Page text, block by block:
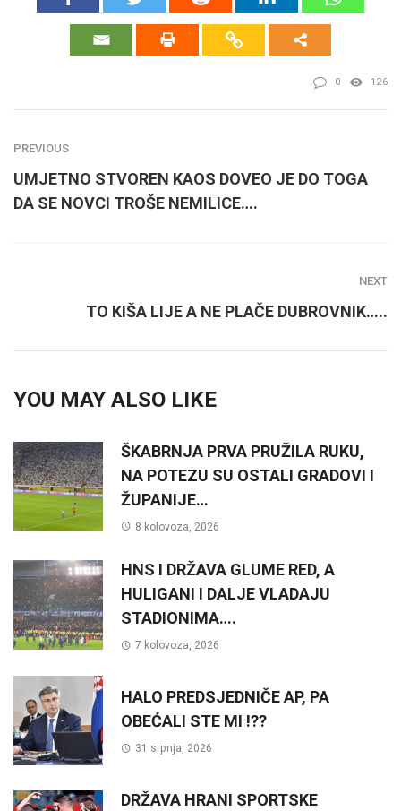
0 126
PREVIOUS
UMJETNO STVOREN KAOS DOVEO JE DO TOGA
DA SE NOVCI TROŠE NEMILICE….
NEXT
TO KIŠA LIJE A NE PLAČE DUBROVNIK…..
YOU MAY ALSO LIKE
ŠKABRNJA PRVA PRUŽILA RUKU,
NA POTEZU SU OSTALI GRADOVI I
ŽUPANIJE…
8 kolovoza, 2026
HNS I DRŽAVA GLUME RED, A
HULIGANI I DALJE VLADAJU
STADIONIMA….
7 kolovoza, 2026
HALO PREDSJEDNIČE AP, PA
OBEĆALI STE MI !??
31 srpnja, 2026
DRŽAVA HRANI SPORTSKE